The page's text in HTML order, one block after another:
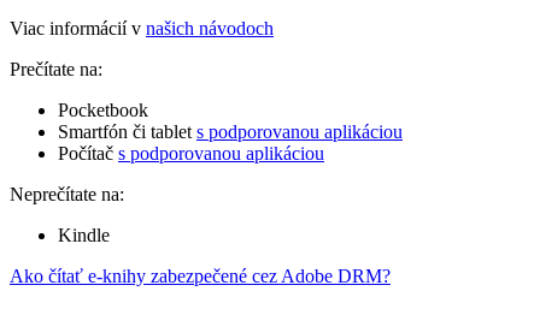
Viac informácií v našich návodoch
Prečítate na:
Pocketbook
Smartfón či tablet s podporovanou aplikáciou
Počítač s podporovanou aplikáciou
Neprečítate na:
Kindle
Ako čítať e-knihy zabezpečené cez Adobe DRM?